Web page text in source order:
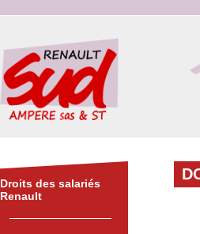
Droits des salariés
Renault